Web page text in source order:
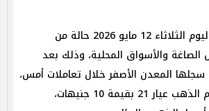
شهد سعر الذهب اليوم الثلاثاء 12 مايو 2026 حالة من
الصاغة والأسواق المحلية، وذلك بعد
سجلها المعدن الأصفر خلال تعاملات أمس،
حيث ارتفع سعر جرام الذهب عيار 21 بقيمة 10 جنيهات،